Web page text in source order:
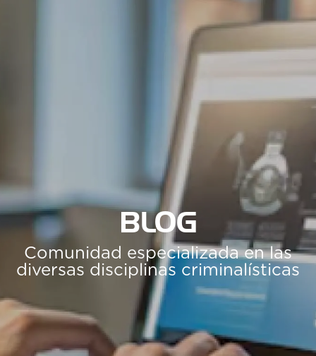
BLOG
Comunidad especializada en las
diversas disciplinas criminalísticas